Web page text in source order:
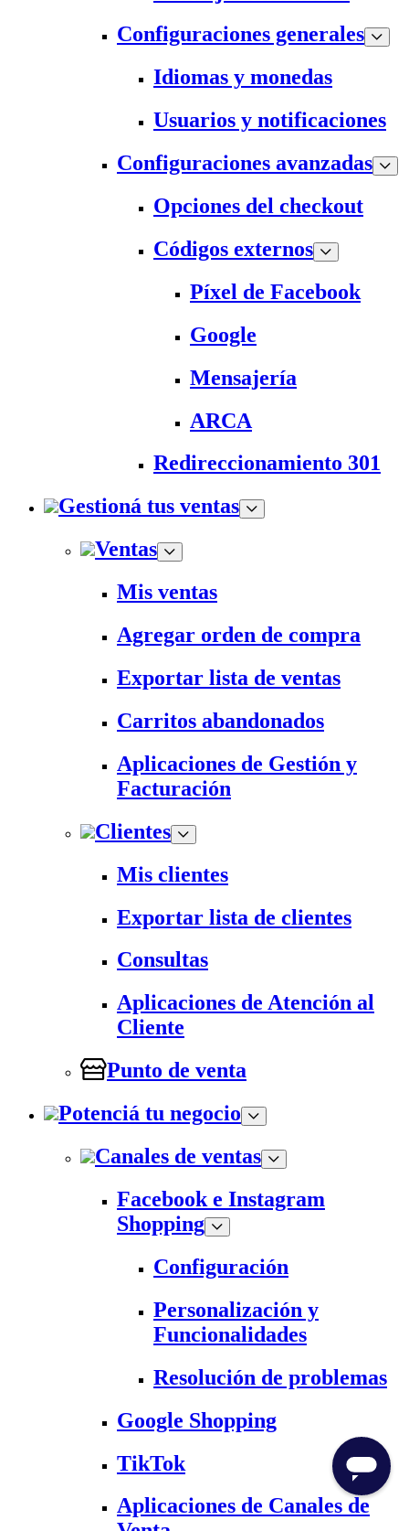
Configuraciones generales
Idiomas y monedas
Usuarios y notificaciones
Configuraciones avanzadas
Opciones del checkout
Códigos externos
Píxel de Facebook
Google
Mensajería
ARCA
Redireccionamiento 301
Gestioná tus ventas
Ventas
Mis ventas
Agregar orden de compra
Exportar lista de ventas
Carritos abandonados
Aplicaciones de Gestión y
Facturación
Clientes
Mis clientes
Exportar lista de clientes
Consultas
Aplicaciones de Atención al
Cliente
Punto de venta
Potenciá tu negocio
Canales de ventas
Facebook e Instagram
Shopping
Configuración
Personalización y
Funcionalidades
Resolución de problemas
Google Shopping
TikTok
Aplicaciones de Canales de